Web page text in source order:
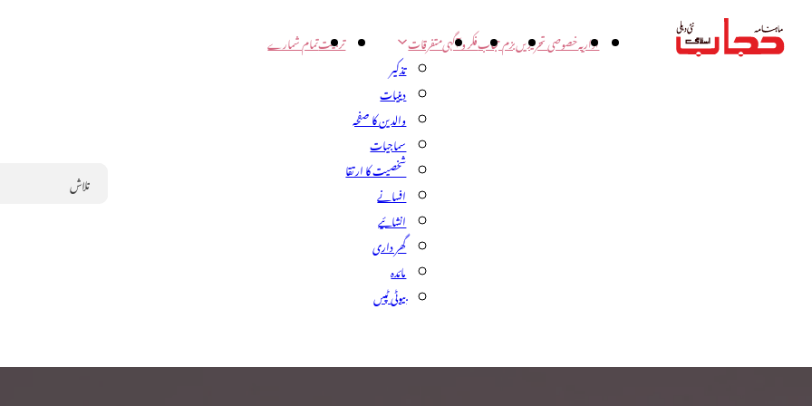
اداریہخصوصی تحریریںبزم حجابفکر و آگہیمتفرقات
تذکیر
دینیات
والدین کا صفحہ
سماجیات
شخصیت کا ارتقا
افسانے
انشائیے
گھر داری
مائدہ
بیوٹی ٹپس
تربیتتمام شمارے
Search